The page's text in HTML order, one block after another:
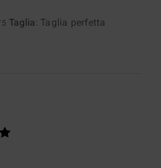
Taglia: Taglia perfetta